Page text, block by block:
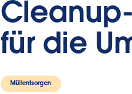
für die
Müllentsorgen